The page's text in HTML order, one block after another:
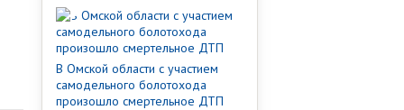
В Омской области с участием
самодельного болотохода
произошло смертельное ДТП